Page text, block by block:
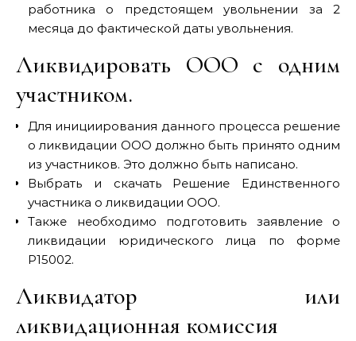
работника о предстоящем увольнении за 2
месяца до фактической даты увольнения.
Ликвидировать ООО с одним
участником.
Для инициирования данного процесса решение
о ликвидации ООО должно быть принято одним
из участников. Это должно быть написано.
Выбрать и скачать Решение Единственного
участника о ликвидации ООО.
Также необходимо подготовить заявление о
ликвидации юридического лица по форме
Р15002.
Ликвидатор или
ликвидационная комиссия